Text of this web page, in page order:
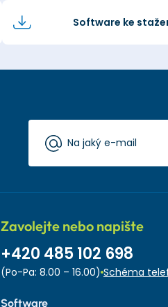
Software ke
Zavolejte nebo napište
+420 485 102 698
(Po-Pa: 8.00 – 16.00) Schéma
Software